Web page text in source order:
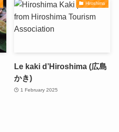
Hiroshima
Le kaki d’Hiroshima (広島
かき)
1 February 2025